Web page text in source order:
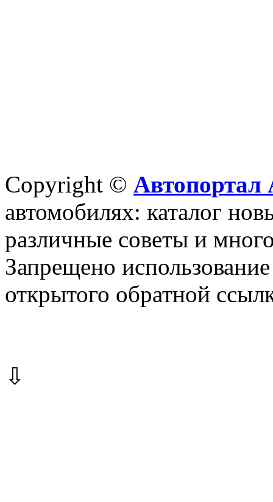
Copyright © Автопортал
автомобилях: каталог
различные советы и
Запрещено
открытого обратной
⇩